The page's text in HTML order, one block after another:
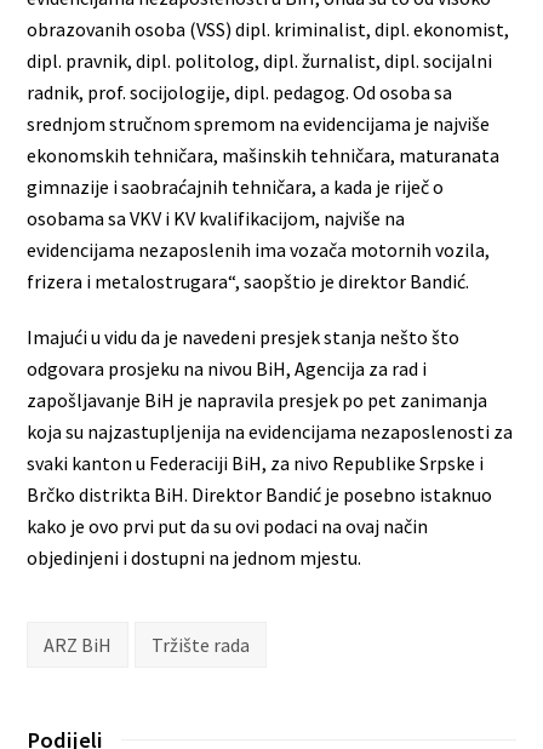
obrazovanih osoba (VSS) dipl. kriminalist, dipl. ekonomist,
dipl. pravnik, dipl. politolog, dipl. žurnalist, dipl. socijalni
radnik, prof. socijologije, dipl. pedagog. Od osoba sa
srednjom stručnom spremom na evidencijama je najviše
ekonomskih tehničara, mašinskih tehničara, maturanata
gimnazije i saobraćajnih tehničara, a kada je riječ o
osobama sa VKV i KV kvalifikacijom, najviše na
evidencijama nezaposlenih ima vozača motornih vozila,
frizera i metalostrugara“, saopštio je direktor Bandić.
Imajući u vidu da je navedeni presjek stanja nešto što
odgovara prosjeku na nivou BiH, Agencija za rad i
zapošljavanje BiH je napravila presjek po pet zanimanja
koja su najzastupljenija na evidencijama nezaposlenosti za
svaki kanton u Federaciji BiH, za nivo Republike Srpske i
Brčko distrikta BiH. Direktor Bandić je posebno istaknuo
kako je ovo prvi put da su ovi podaci na ovaj način
objedinjeni i dostupni na jednom mjestu.
ARZ BiH Tržište rada
Podijeli